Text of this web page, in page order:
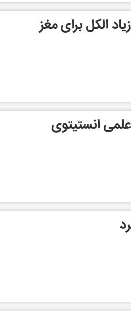
الکل برای مغز
علمی انستیتوی